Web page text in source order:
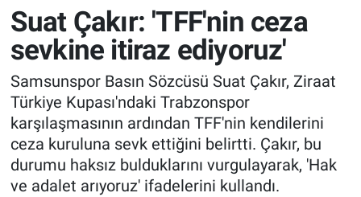
Suat Çakır: 'TFF'nin ceza
sevkine itiraz ediyoruz'
Samsunspor Basın Sözcüsü Suat Çakır, Ziraat
Türkiye Kupası'ndaki Trabzonspor
karşılaşmasının ardından TFF'nin kendilerini
ceza kuruluna sevk ettiğini belirtti. Çakır, bu
durumu haksız bulduklarını vurgulayarak, 'Hak
ve adalet arıyoruz' ifadelerini kullandı.